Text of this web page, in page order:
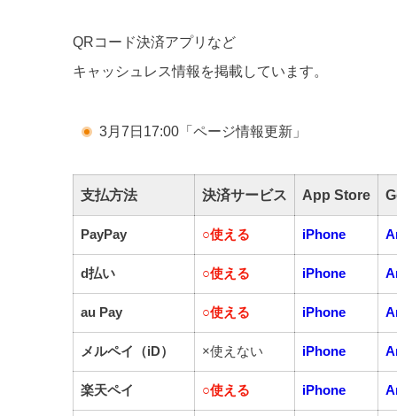
QRコード決済アプリなど
キャッシュレス情報を掲載しています。
3月7日17:00「ページ情報更新」
支払方法 決済サービス App Store
PayPay ○使える iPhone
d払い ○使える iPhone
au Pay ○使える iPhone
メルペイ（iD） ×使えない iPhone
楽天ペイ ○使える iPhone